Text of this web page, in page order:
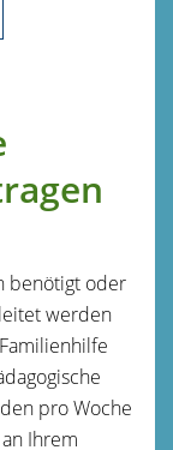
benötigt oder
werden
pro Woche
Ihrem